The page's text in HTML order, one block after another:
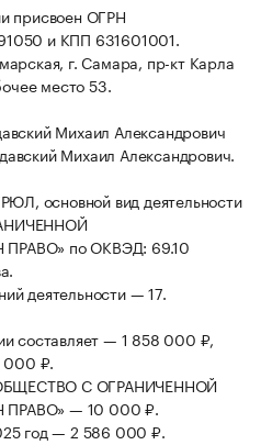
присвоен ОГРН
и КПП 631601001.
г. Самара, пр-кт Карла
место 53.
Михаил Александрович
Михаил Александрович.
основной вид деятельности
по ОКВЭД: 69.10
деятельности — 17.
составляет — 1 858 000 ₽,
000 ₽.
ОБЩЕСТВО С ОГРАНИЧЕННОЙ
— 10 000 ₽.
год — 2 586 000 ₽.